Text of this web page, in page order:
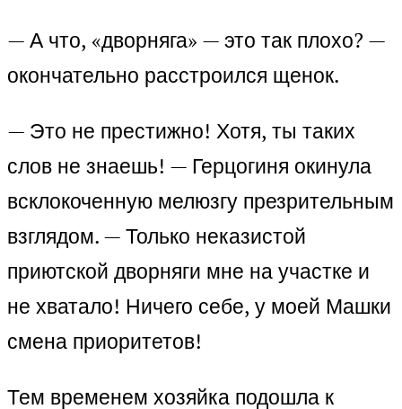
— А что, «дворняга» — это так плохо? —
окончательно расстроился щенок.
— Это не престижно! Хотя, ты таких
слов не знаешь! — Герцогиня окинула
всклокоченную мелюзгу презрительным
взглядом. — Только неказистой
приютской дворняги мне на участке и
не хватало! Ничего себе, у моей Машки
смена приоритетов!
Тем временем хозяйка подошла к